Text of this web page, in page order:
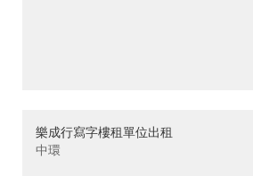
樂成行寫字樓租單位出租
中環